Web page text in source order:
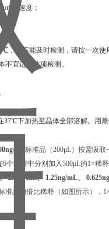
的速度；
，若不能及时检测，请按一次
宜进行此项检测。
下加热⾄晶体全部溶解。用
mL 标准品（200μL）按需吸
个试管中分别加入500μL的1×
2.5ng/mL、 1.25ng/mL、
品的倍比稀释（如图所示），